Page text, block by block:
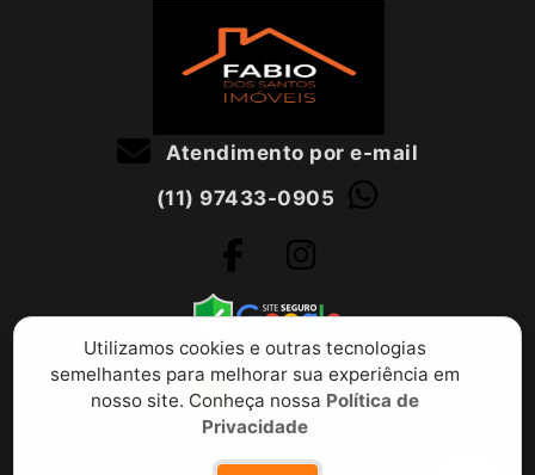
Utilizamos cookies e outras tecnologias
semelhantes para melhorar sua experiência em
nosso site. Conheça nossa Política de
Privacidade
Atendimento por e-mail
(11) 97433-0905